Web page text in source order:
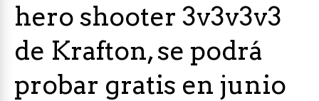
hero shooter 3v3v3v3
de Krafton, se podrá
probar gratis en junio